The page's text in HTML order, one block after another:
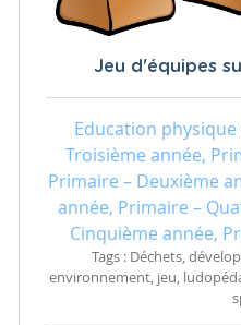
Jeu d'équipes
Education physique
Troisième année,
Primaire – Deuxième
année, Primaire –
Cinquième année,
Tags : Déchets,
environnement, jeu,